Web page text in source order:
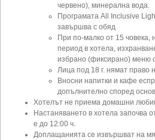
червено), минерална вода.
Програмата All Inclusive
завършва с обяд
При по-малко от 15 човека,
период в хотела,
избрано (фиксирано) меню
Лица под 18 г. нямат право
Вносни напитки и кафе
допълнително според
Хотелът не приема домашни
Настаняването в хотела започва
е до 12:00 ч.
Доплащанията се извършват на